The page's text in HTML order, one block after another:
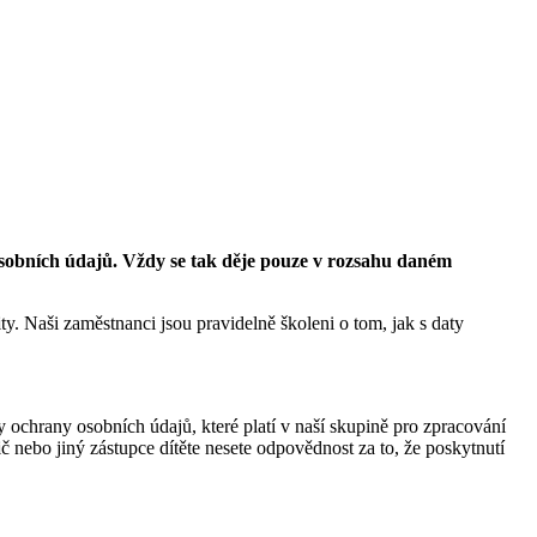
údajů. Vždy se tak děje pouze v rozsahu daném
Naši zaměstnanci jsou pravidelně školeni o tom, jak s daty
osobních údajů, které platí v naší skupině pro zpracování
jiný zástupce dítěte nesete odpovědnost za to, že poskytnutí